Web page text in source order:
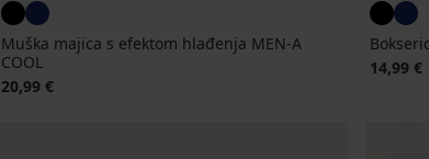
Muška majica s efektom hlađenja MEN-A
COOL
20,99 €
14,99 €